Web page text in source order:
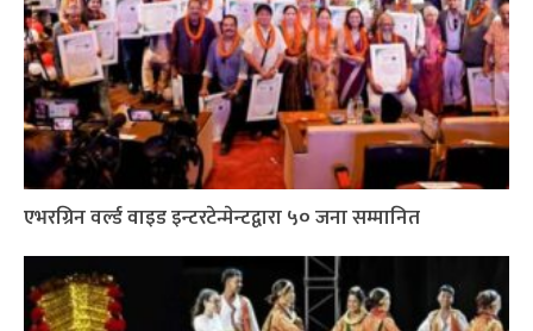
एभरग्रिन वर्ल्ड वाइड इन्टरटेन्मेन्टद्वारा ५० जना सम्मानित